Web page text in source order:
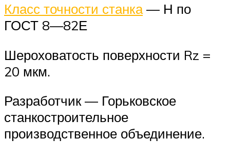
Класс точности станка— Н по
ГОСТ 8—82Е
Шероховатость поверхности Rz =
20 мкм.
Разработчик — Горьковское
станкостроительное
производственное объединение.